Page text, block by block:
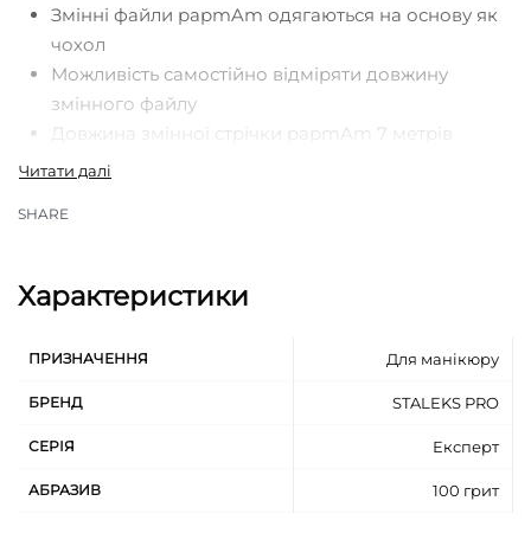
Змінні файли papmAm одягаються на основу як
чохол
Можливість самостійно відміряти довжину
змінного файлу
Довжина змінної стрічки papmAm 7 метрів
Білий якісний абразив EXPERT White естетичний
Легке кріплення і зняття файлу papmAm з
Чистий, без клею інструмент після роботи
SHARE
Характеристики
ПРИЗНАЧЕННЯ Для манікюру
БРЕНД STALEKS PRO
СЕРІЯ Експерт
АБРАЗИВ 100 грит